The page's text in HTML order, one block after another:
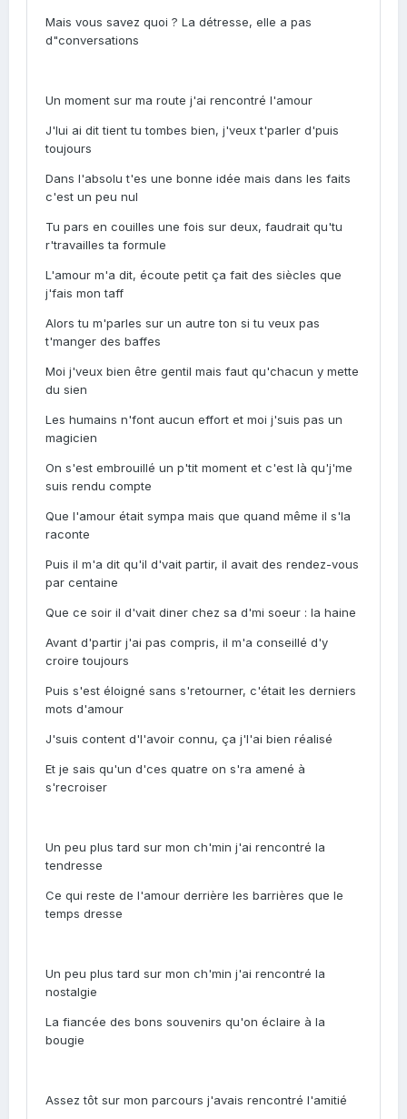
Mais vous savez quoi ? La détresse, elle a pas
d"conversations
Un moment sur ma route j'ai rencontré l'amour
J'lui ai dit tient tu tombes bien, j'veux t'parler d'puis
toujours
Dans l'absolu t'es une bonne idée mais dans les faits
c'est un peu nul
Tu pars en couilles une fois sur deux, faudrait qu'tu
r'travailles ta formule
L'amour m'a dit, écoute petit ça fait des siècles que
j'fais mon taff
Alors tu m'parles sur un autre ton si tu veux pas
t'manger des baffes
Moi j'veux bien être gentil mais faut qu'chacun y mette
du sien
Les humains n'font aucun effort et moi j'suis pas un
magicien
On s'est embrouillé un p'tit moment et c'est là qu'j'me
suis rendu compte
Que l'amour était sympa mais que quand même il s'la
raconte
Puis il m'a dit qu'il d'vait partir, il avait des rendez-vous
par centaine
Que ce soir il d'vait diner chez sa d'mi soeur : la haine
Avant d'partir j'ai pas compris, il m'a conseillé d'y
croire toujours
Puis s'est éloigné sans s'retourner, c'était les derniers
mots d'amour
J'suis content d'l'avoir connu, ça j'l'ai bien réalisé
Et je sais qu'un d'ces quatre on s'ra amené à
s'recroiser
Un peu plus tard sur mon ch'min j'ai rencontré la
tendresse
Ce qui reste de l'amour derrière les barrières que le
temps dresse
Un peu plus tard sur mon ch'min j'ai rencontré la
nostalgie
La fiancée des bons souvenirs qu'on éclaire à la
bougie
Assez tôt sur mon parcours j'avais rencontré l'amitié